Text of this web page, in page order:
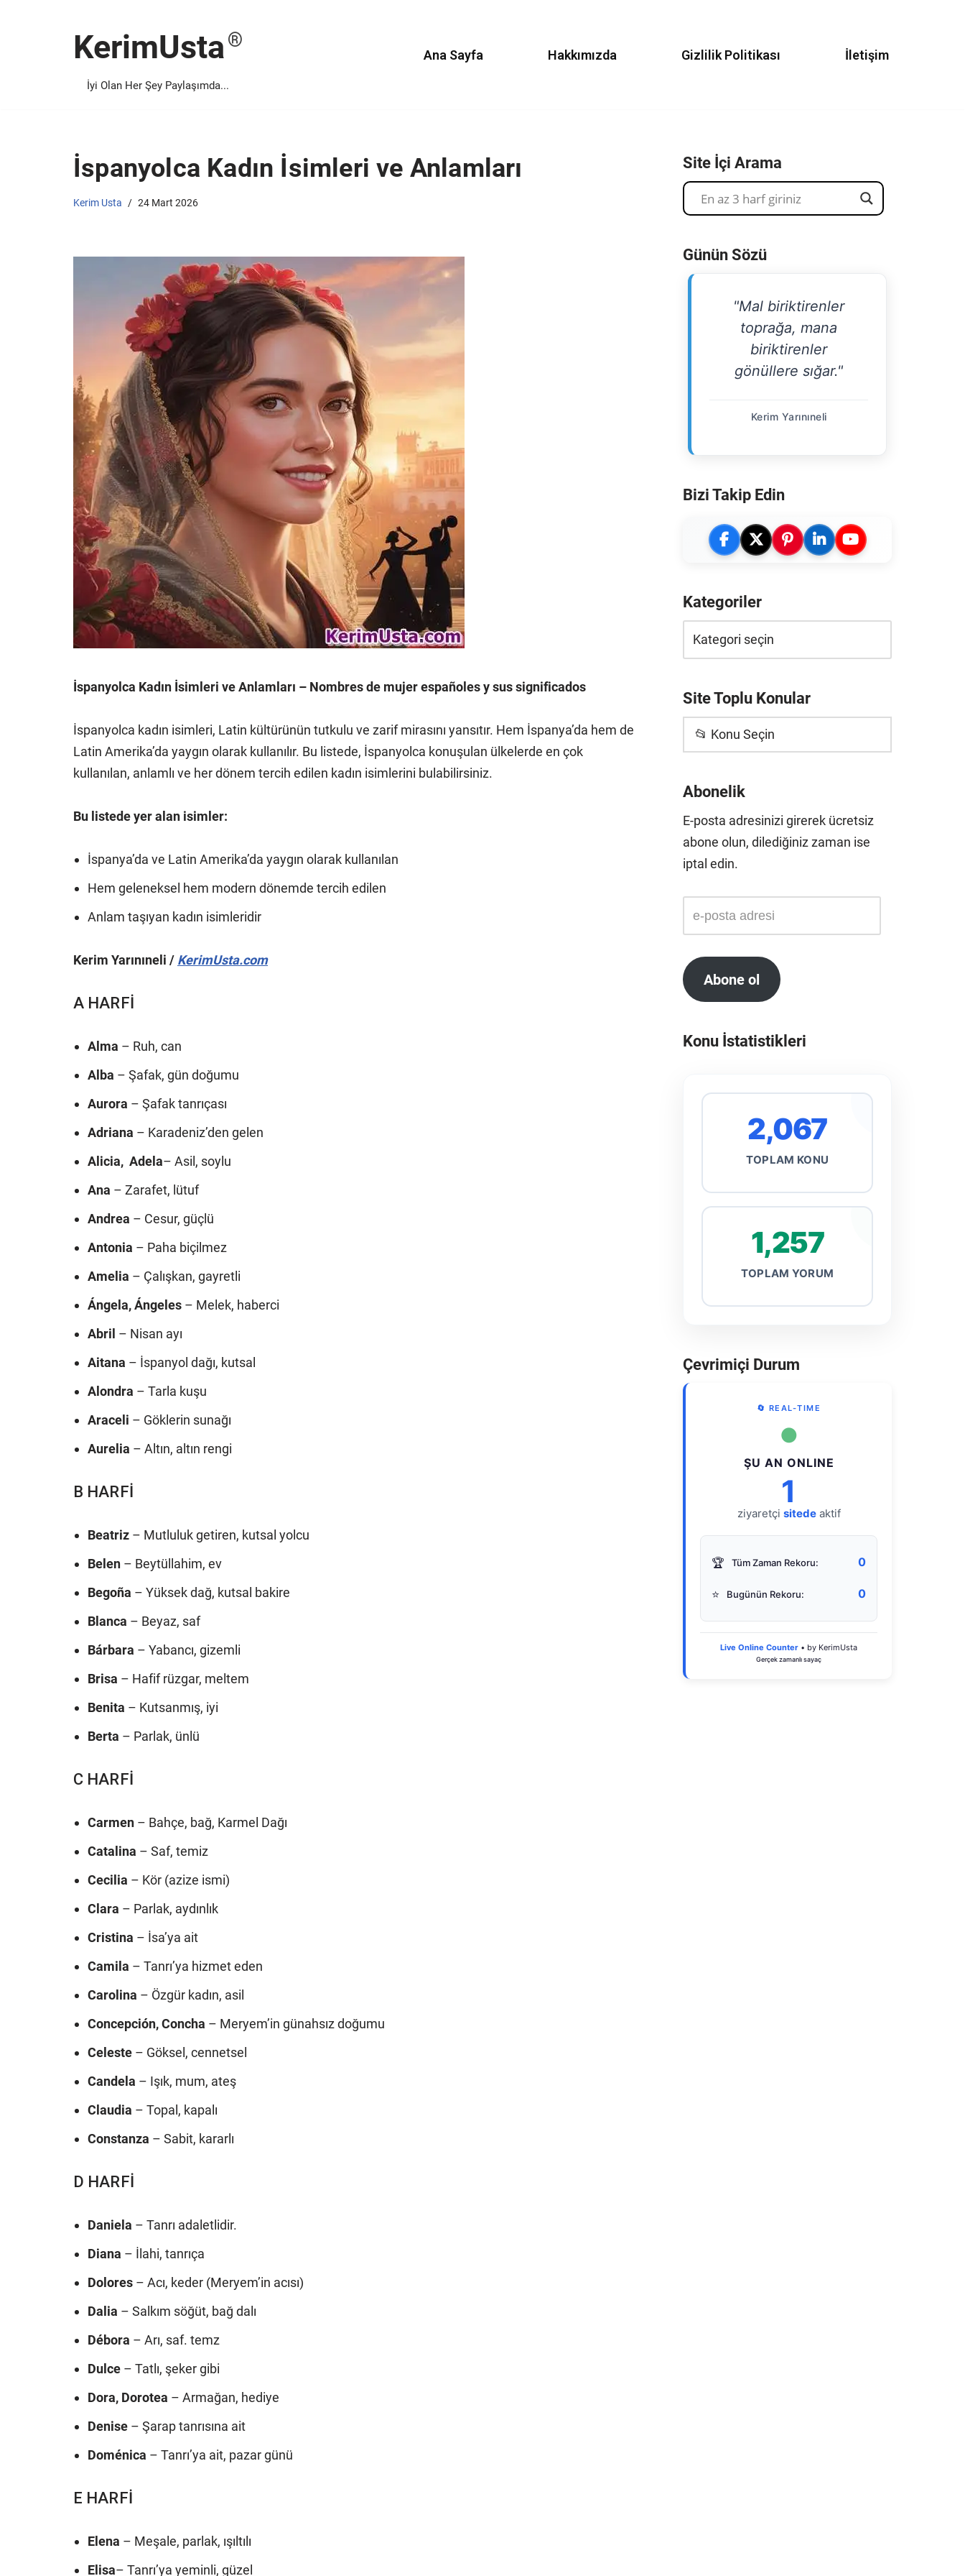
KerimUsta
İyi Olan Her Şey Paylaşımda...
Ana Sayfa Hakkımızda Gizlilik Politikası İletişim
İspanyolca Kadın İsimleri ve Anlamları
Kerim Usta 24 Mart 2026
İspanyolca Kadın İsimleri ve Anlamları – Nombres de mujer españoles y sus significados
İspanyolca kadın isimleri, Latin kültürünün tutkulu ve zarif mirasını yansıtır. Hem İspanya’da hem de
Latin Amerika’da yaygın olarak kullanılır. Bu listede, İspanyolca konuşulan ülkelerde en çok
kullanılan, anlamlı ve her dönem tercih edilen kadın isimlerini bulabilirsiniz.
Bu listede yer alan isimler:
İspanya’da ve Latin Amerika’da yaygın olarak kullanılan
Hem geleneksel hem modern dönemde tercih edilen
Anlam taşıyan kadın isimleridir
Kerim Yarınıneli / KerimUsta.com
A HARFİ
Alma – Ruh, can
Alba – Şafak, gün doğumu
Aurora – Şafak tanrıçası
Adriana – Karadeniz’den gelen
Alicia, Adela– Asil, soylu
Ana – Zarafet, lütuf
Andrea – Cesur, güçlü
Antonia – Paha biçilmez
Amelia – Çalışkan, gayretli
Ángela, Ángeles – Melek, haberci
Abril – Nisan ayı
Aitana – İspanyol dağı, kutsal
Alondra – Tarla kuşu
Araceli – Göklerin sunağı
Aurelia – Altın, altın rengi
B HARFİ
Beatriz – Mutluluk getiren, kutsal yolcu
Belen – Beytüllahim, ev
Begoña – Yüksek dağ, kutsal bakire
Blanca – Beyaz, saf
Bárbara – Yabancı, gizemli
Brisa – Hafif rüzgar, meltem
Benita – Kutsanmış, iyi
Berta – Parlak, ünlü
C HARFİ
Carmen – Bahçe, bağ, Karmel Dağı
Catalina – Saf, temiz
Cecilia – Kör (azize ismi)
Clara – Parlak, aydınlık
Cristina – İsa’ya ait
Camila – Tanrı’ya hizmet eden
Carolina – Özgür kadın, asil
Concepción, Concha – Meryem’in günahsız doğumu
Celeste – Göksel, cennetsel
Candela – Işık, mum, ateş
Claudia – Topal, kapalı
Constanza – Sabit, kararlı
D HARFİ
Daniela – Tanrı adaletlidir.
Diana – İlahi, tanrıça
Dolores – Acı, keder (Meryem’in acısı)
Dalia – Salkım söğüt, bağ dalı
Débora – Arı, saf. temz
Dulce – Tatlı, şeker gibi
Dora, Dorotea – Armağan, hediye
Denise – Şarap tanrısına ait
Doménica – Tanrı’ya ait, pazar günü
E HARFİ
Elena – Meşale, parlak, ışıltılı
Elisa– Tanrı’ya yeminli, güzel
Site İçi Arama
Günün Sözü
"Mal biriktirenler
toprağa, mana
biriktirenler
gönüllere sığar."
Kerim Yarınıneli
Bizi Takip Edin
Kategoriler
Site Toplu Konular
📂 Konu Seçin
Abonelik
E-posta adresinizi girerek ücretsiz
abone olun, dilediğiniz zaman ise
iptal edin.
Abone ol
Konu İstatistikleri
2,067
TOPLAM KONU
1,257
TOPLAM YORUM
Çevrimiçi Durum
🔄 REAL-TIME
●
ŞU AN ONLINE
1
ziyaretçi sitedeaktif
🏆 Tüm Zaman Rekoru: 0
⭐ Bugünün Rekoru: 0
Live Online Counter • by KerimUsta
Gerçek zamanlı sayaç